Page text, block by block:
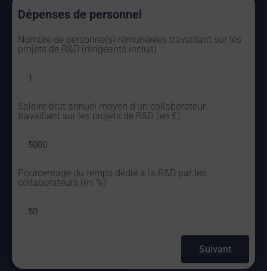
Dépenses de personnel
Nombre de personne(s) rémunérées travaillant sur les
projets de R&D (dirigeants inclus)
Salaire brut annuel moyen d'un collaborateur
travaillant sur les projets de R&D (en €)
Pourcentage du temps dédié à la R&D par les
collaborateurs (en %)
Suivant